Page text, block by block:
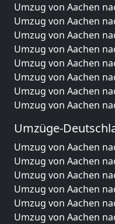
Umzug von Aachen
Umzug von Aachen
Umzug von Aachen
Umzug von Aachen
Umzug von Aachen
Umzug von Aachen
Umzug von Aachen
Umzug von Aachen
Umzüge-
Umzug von Aachen
Umzug von Aachen
Umzug von Aachen
Umzug von Aachen
Umzug von Aachen
Umzug von Aachen